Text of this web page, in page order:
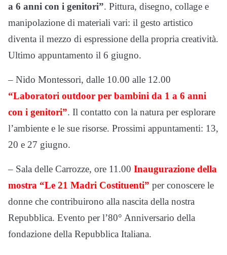
a 6 anni con i genitori”. Pittura, disegno, collage e
manipolazione di materiali vari: il gesto artistico
diventa il mezzo di espressione della propria creatività.
Ultimo appuntamento il 6 giugno.
– Nido Montessori, dalle 10.00 alle 12.00
“Laboratori outdoor per bambini da 1 a 6 anni
con i genitori”. Il contatto con la natura per esplorare
l’ambiente e le sue risorse. Prossimi appuntamenti: 13,
20 e 27 giugno.
– Sala delle Carrozze, ore 11.00 Inaugurazione della
mostra “Le 21 Madri Costituenti” per conoscere le
donne che contribuirono alla nascita della nostra
Repubblica. Evento per l’80° Anniversario della
fondazione della Repubblica Italiana.